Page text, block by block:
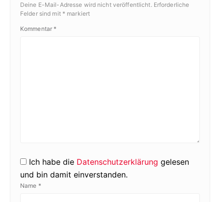
Deine E-Mail-Adresse wird nicht veröffentlicht. Erforderliche
Felder sind mit * markiert
Kommentar *
Ich habe die Datenschutzerklärung gelesen
und bin damit einverstanden.
Name *